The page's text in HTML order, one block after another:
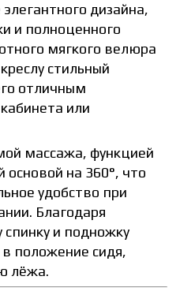
дизайна,
и полноценного
мягкого велюра
стильный
отличным
или
массажа, функцией
основой на 360°, что
удобство при
Благодаря
и подножку
положение сидя,
лёжа.